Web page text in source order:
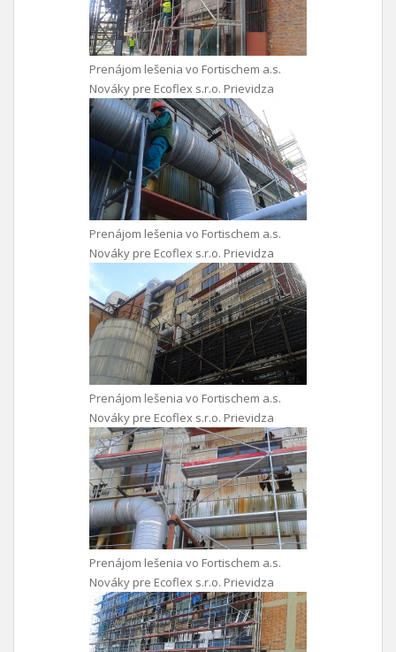
Prenájom lešenia vo Fortischem a.s.
Nováky pre Ecoflex s.r.o. Prievidza
Prenájom lešenia vo Fortischem a.s.
Nováky pre Ecoflex s.r.o. Prievidza
Prenájom lešenia vo Fortischem a.s.
Nováky pre Ecoflex s.r.o. Prievidza
Prenájom lešenia vo Fortischem a.s.
Nováky pre Ecoflex s.r.o. Prievidza